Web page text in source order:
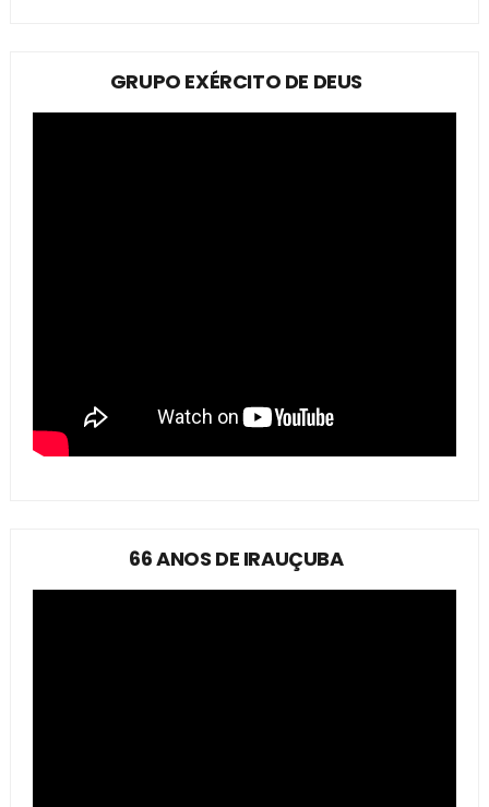
GRUPO EXÉRCITO DE DEUS
66 ANOS DE IRAUÇUBA